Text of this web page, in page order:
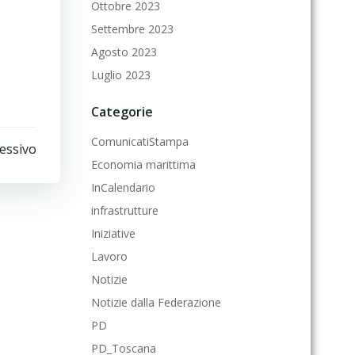
Ottobre 2023
Settembre 2023
Agosto 2023
Luglio 2023
Categorie
ComunicatiStampa
Economia marittima
InCalendario
infrastrutture
Iniziative
Lavoro
Notizie
Notizie dalla Federazione
PD
PD_Toscana